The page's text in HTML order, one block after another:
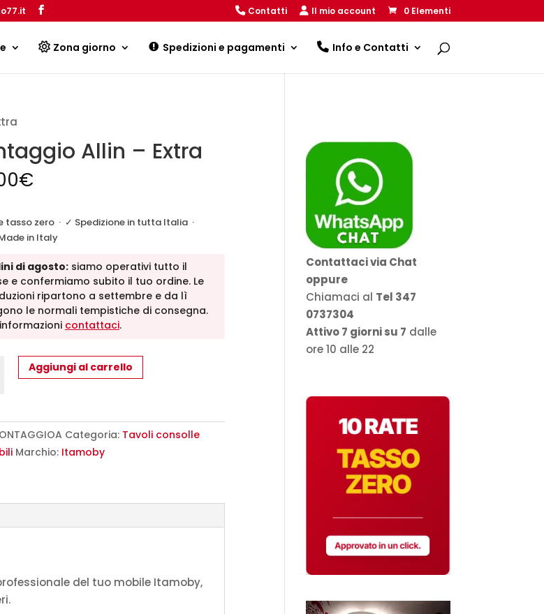
Contatti Il mio account 0 Elementi
Zona giorno Spedizioni e pagamenti Info e Contatti
Products
Allin – Extra
€
tasso zero· ✓ Spedizione in tutta Italia·
in Italy
di agosto:siamo operativi tutto il
e confermiamo subito il tuo ordine. Le
ripartono a settembre e da lì
le normali tempistiche di consegna.
contattaci.
Aggiungi al carrello
Categoria: Tavoli consolle
Marchio: Itamoby
del tuo mobile Itamoby,
Contattaci via Chat
oppure
Chiamaci al Tel 347
0737304
Attivo 7 giorni su 7 dalle
ore 10 alle 22